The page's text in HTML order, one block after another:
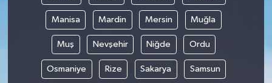
Manisa Mardin Mersin Muğla
Muş Nevşehir Niğde Ordu
Osmaniye Rize Sakarya Samsun